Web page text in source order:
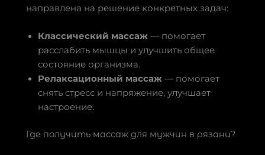
направлена на решение конкретных задач:
Классический массаж — помогает
расслабить мышцы и улучшить общее
состояние организма.
Релаксационный массаж — помогает
снять стресс и напряжение, улучшает
настроение.
Где получить массаж для мужчин в рязани?